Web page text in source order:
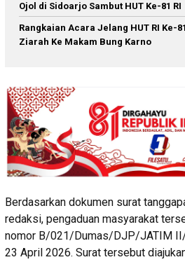
Ojol di Sidoarjo Sambut HUT Ke-81 RI
Rangkaian Acara Jelang HUT RI Ke-
Ziarah Ke Makam Bung Karno
Berdasarkan dokumen surat
redaksi, pengaduan masyarakat
nomor B/021/Dumas/DJP/JATIM
23 April 2026. Surat tersebut